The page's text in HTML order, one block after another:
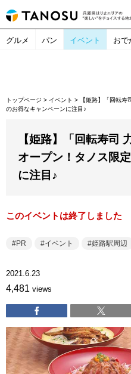
グルメ パン イベント おで
トップページ > イベント >
【姫路】「回転
のお得なキャンペーンに注目♪
【姫路】「回転寿司
オープン！タノス限
に注目♪
このイベントは終了しました
PR イベント 姫路駅周辺
2021.6.23
4,481 views